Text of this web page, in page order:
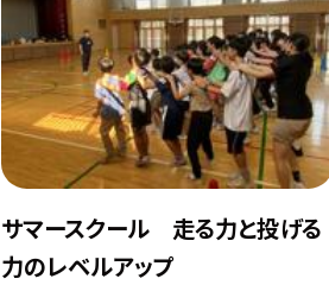
サマースクール 走る力と投げる
力のレベルアップ